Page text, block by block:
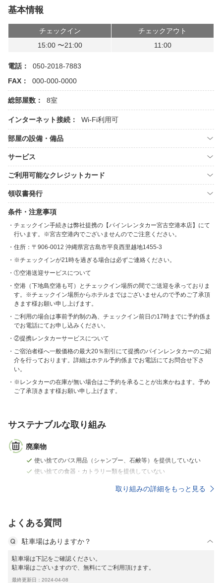
基本情報
チェックイン
チェックアウト
15:00 〜21:00
11:00
電話：
050-2018-7883
FAX：
000-000-0000
総部屋数： 8室
インターネット接続： Wi-Fi利用可
部屋の設備・備品
サービス
ご利用可能なクレジットカード
領収書発行
条件・注意事項
チェックイン手続きは弊社提携の【パインレンタカー宮古空港本店】にて
行います。※宮古空港内でございませんのでご注意ください。
住所：〒906-0012 沖縄県宮古島市平良西里越地1455-3
※チェックインが21時を過ぎる場合は必ずご連絡ください。
①空港送迎サービスについて
空港（下地島空港も可）とチェックイン場所の間でご送迎を承っておりま
す。※チェックイン場所からホテルまではございませんので予めご了承頂
きます様お願い申し上げます。
ご利用の場合は事前予約制の為、チェックイン前日の17時までに予約係ま
でお電話にてお申し込みください。
②提携レンタカーサービスについて
ご宿泊者様へ一般価格の最大20％割引にて提携のパインレンタカーのご紹
介を行っております。詳細はホテル予約係までお電話にてお問合せ下さ
い。
※レンタカーの在庫が無い場合はご予約を承ることが出来かねます。予め
ご了承頂きます様お願い申し上げます。
サステナブルな取り組み
廃棄物
使い捨てのバス用品（シャンプー、石鹸等）を提供していない
使い捨ての食器・カトラリー類を提供していない
取り組みの詳細をもっと見る
よくある質問
駐車場はありますか？
駐車場は下記をご確認ください。
駐車場はございますので、無料にてご利用頂けます。
最終更新日：2024-04-08